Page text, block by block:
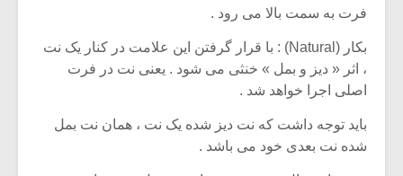
فرت به سمت بالا می رود .
بکار (Natural) : با قرار گرفتن این علامت در کنار یک نت
، اثر « دیز و بمل » خنثی می شود . یعنی نت در فرت
اصلی اجرا خواهد شد .
باید توجه داشت که نت دیز شده یک نت ، همان نت بمل
شده نت بعدی خود می باشد .